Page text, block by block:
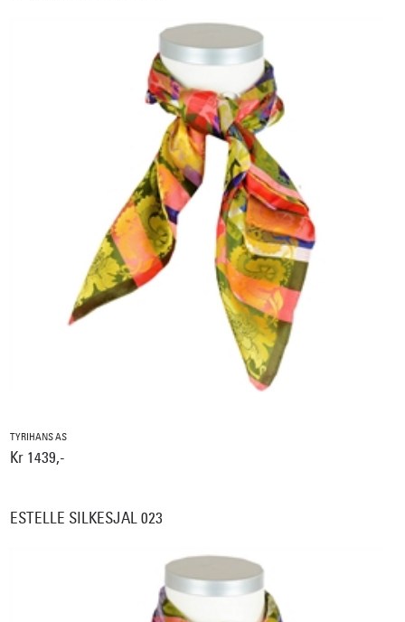
TYRIHANS AS
Kr 1439,-
ESTELLE SILKESJAL 023